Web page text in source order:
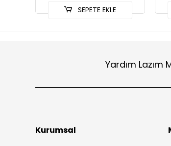
SEPETE EKLE
Yardım Lazım
Kurumsal